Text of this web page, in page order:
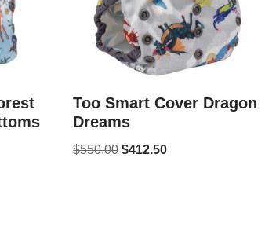
Too Smart Cover Dragon
Dreams
$550.00 $412.50